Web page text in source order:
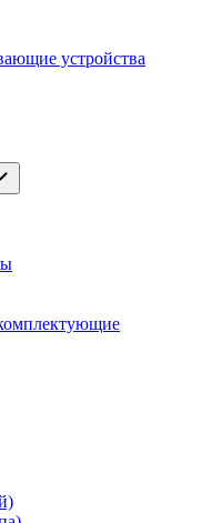
устройства